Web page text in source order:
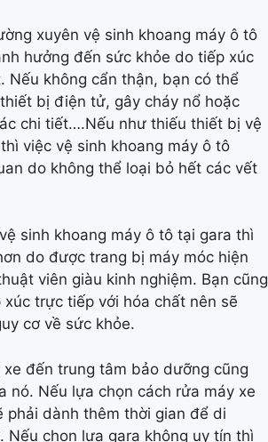
xuyên vệ sinh khoang máy ô tô
hưởng đến sức khỏe do tiếp xúc
Nếu không cẩn thận, bạn có thể
bị điện tử, gây cháy nổ hoặc
chi tiết….Nếu như thiếu thiết bị vệ
việc vệ sinh khoang máy ô tô
do không thể loại bỏ hết các vết
sinh khoang máy ô tô tại gara thì
do được trang bị máy móc hiện
viên giàu kinh nghiệm. Bạn cũng
xúc trực tiếp với hóa chất nên sẽ
cơ về sức khỏe.
xe đến trung tâm bảo dưỡng cũng
nó. Nếu lựa chọn cách rửa máy xe
phải dành thêm thời gian để di
Nếu chọn lựa gara không uy tín thì